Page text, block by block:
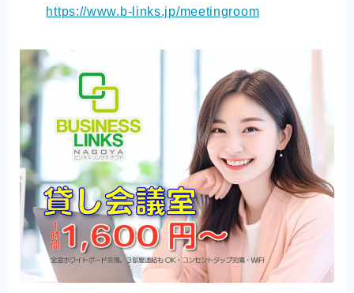
https://www.b-links.jp/meetingroom